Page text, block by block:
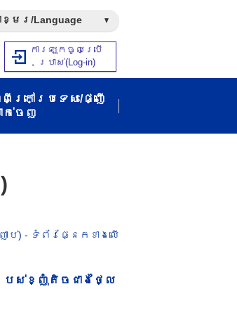
ខ្មែរ/Language
ការឡុកចូលប្រើ
ប្រាស់​(Log-in)
ក្រៅប្រទេស/ផ្ញើ
ក់ចេញ
ប់) - ទំព័រផ្នែកខាងលើ​
បស់​ខ្ញុំ​តិច​ជាង​ថ្លៃ​